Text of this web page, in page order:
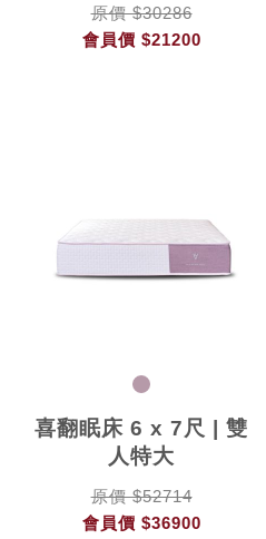
原價 $30286
會員價 $21200
喜翻眠床 6 x 7尺 | 雙
人特大
原價 $52714
會員價 $36900